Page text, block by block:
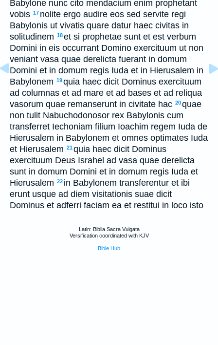
Babylone nunc cito mendacium enim prophetant
vobis 17 nolite ergo audire eos sed servite regi
Babylonis ut vivatis quare datur haec civitas in
solitudinem 18et si prophetae sunt et est verbum
Domini in eis occurrant Domino exercituum ut non
veniant vasa quae derelicta fuerant in domum
Domini et in domum regis Iuda et in Hierusalem in
Babylonem 19quia haec dicit Dominus exercituum
ad columnas et ad mare et ad bases et ad reliqua
vasorum quae remanserunt in civitate hac 20quae
non tulit Nabuchodonosor rex Babylonis cum
transferret Iechoniam filium Ioachim regem Iuda de
Hierusalem in Babylonem et omnes optimates Iuda
et Hierusalem 21quia haec dicit Dominus
exercituum Deus Israhel ad vasa quae derelicta
sunt in domum Domini et in domum regis Iuda et
Hierusalem 22 in Babylonem transferentur et ibi
erunt usque ad diem visitationis suae dicit
Dominus et adferri faciam ea et restitui in loco isto
Latin: Biblia Sacra Vulgata
Versification coordinated with KJV
Bible Hub